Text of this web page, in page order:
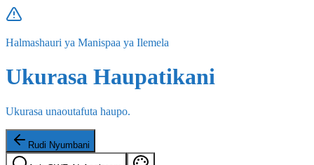
Halmashauri ya Manispaa ya Ilemela
Ukurasa Haupatikani
Ukurasa unaoutafuta haupo.
Rudi Nyumbani